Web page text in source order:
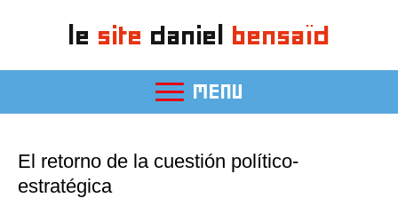
le site daniel bensaïd
MENU
El retorno de la cuestión político-
estratégica